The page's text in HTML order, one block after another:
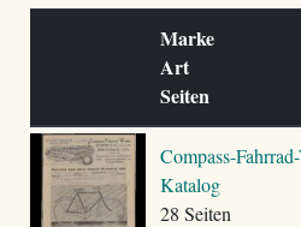
Marke
Art
Seiten
Compass-
Katalog
28 Seiten